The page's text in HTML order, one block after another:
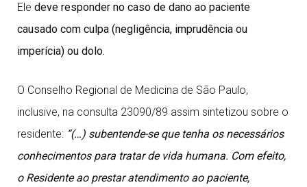
Ele deve responder no caso de dano ao paciente
causado com culpa (negligência, imprudência ou
imperícia) ou dolo.
O Conselho Regional de Medicina de São Paulo,
inclusive, na consulta 23090/89 assim sintetizou sobre o
residente: “(…) subentende-se que tenha os necessários
conhecimentos para tratar de vida humana. Com efeito,
o Residente ao prestar atendimento ao paciente,